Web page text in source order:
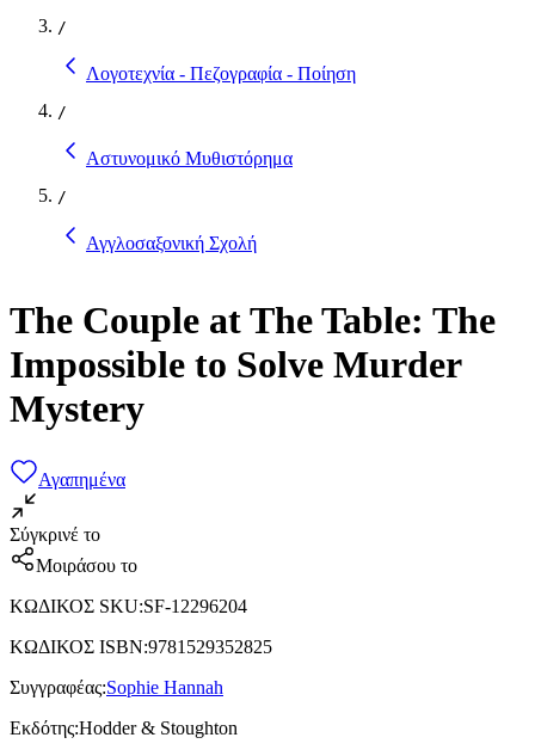
/
Λογοτεχνία - Πεζογραφία - Ποίηση
/
Αστυνομικό Μυθιστόρημα
/
Αγγλοσαξονική Σχολή
The Couple at The Table: The
Impossible to Solve Murder
Mystery
Αγαπημένα
Σύγκρινέ το
Μοιράσου το
ΚΩΔΙΚΟΣ SKU:SF-12296204
ΚΩΔΙΚΟΣ ISBN:9781529352825
Συγγραφέας:Sophie Hannah
Εκδότης:Hodder & Stoughton